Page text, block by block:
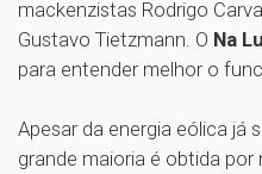
mackenzistas Rodrigo
Gustavo Tietzmann. O Na
para entender melhor o
Apesar da energia eólica já
grande maioria é obtida por